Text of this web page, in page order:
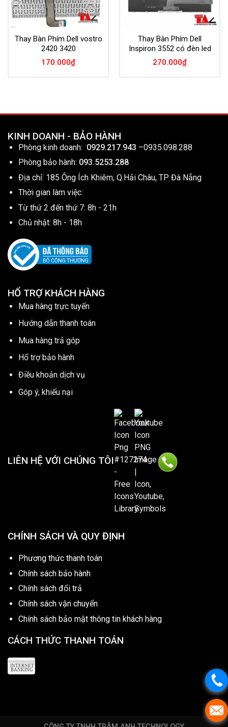
Thay Bàn Phím Dell vostro
2420 3420
170.000₫
Thay Bàn Phím Dell
Inspiron 3552 có đèn led
270.000₫
KINH DOANH - BẢO HÀNH
Phòng kinh doanh: 0929.217.943 –0935.098.288
Phòng bảo hành: 093.5253.288
Địa chỉ: 185 Ông Ích Khiêm, Q.Hải Châu, TP Đà Nẵng
Thời gian làm việc:
Từ thứ 2 đến thứ 7: 8h - 21h
Chủ nhật: 8h - 18h
HỔ TRỢ KHÁCH HÀNG
Mua hàng trực tuyến
Hướng dẫn thanh toán
Mua hàng trả góp
Hổ trợ bảo hành
Điều khoản dịch vụ
Góp ý, khiếu nại
LIÊN HỆ VỚI CHÚNG TÔI
CHÍNH SÁCH VÀ QUY ĐỊNH
Phương thức thanh toán
Chính sách bảo hành
Chính sách đổi trả
Chính sách vận chuyển
Chính sách bảo mật thông tin khách hàng
CÁCH THỨC THANH TOÁN